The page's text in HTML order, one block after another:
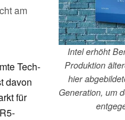
Intel erhöht
Produktion
hier
Generation, um
am
Tech-
davon
für